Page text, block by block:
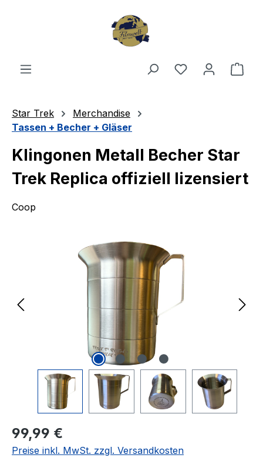
Du hast 0
Star Trek
Merchandise
Tassen + Becher + Gläser
Klingonen Metall Becher Star
Trek Replica offiziell lizensiert
Coop
Regulärer Preis:
99,99 €
Preise inkl. MwSt. zzgl. Versandkosten